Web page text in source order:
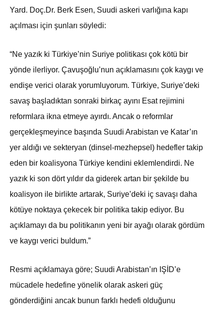
Yard. Doç.Dr. Berk Esen, Suudi askeri varlığına kapı
açılması için şunları söyledi:
“Ne yazık ki Türkiye’nin Suriye politikası çok kötü bir
yönde ilerliyor. Çavuşoğlu’nun açıklamasını çok kaygı ve
endişe verici olarak yorumluyorum. Türkiye, Suriye’deki
savaş başladıktan sonraki birkaç ayını Esat rejimini
reformlara ikna etmeye ayırdı. Ancak o reformlar
gerçekleşmeyince başında Suudi Arabistan ve Katar’ın
yer aldığı ve sekteryan (dinsel-mezhepsel) hedefler takip
eden bir koalisyona Türkiye kendini eklemlendirdi. Ne
yazık ki son dört yıldır da giderek artan bir şekilde bu
koalisyon ile birlikte artarak, Suriye’deki iç savaşı daha
kötüye noktaya çekecek bir politika takip ediyor. Bu
açıklamayı da bu politikanın yeni bir ayağı olarak gördüm
ve kaygı verici buldum.”
Resmi açıklamaya göre; Suudi Arabistan’ın IŞİD’e
mücadele hedefine yönelik olarak askeri güç
gönderdiğini ancak bunun farklı hedefi olduğunu